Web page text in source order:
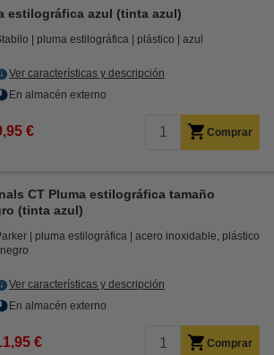
estilográfica azul (tinta azul)
pluma estilográfica plástico azul
Ver características y descripción
En almacén externo
€ Comprar
CT Pluma estilográfica tamaño
(tinta azul)
pluma estilográfica
acero inoxidable, plástico
negro
Ver características y descripción
En almacén externo
€ Comprar